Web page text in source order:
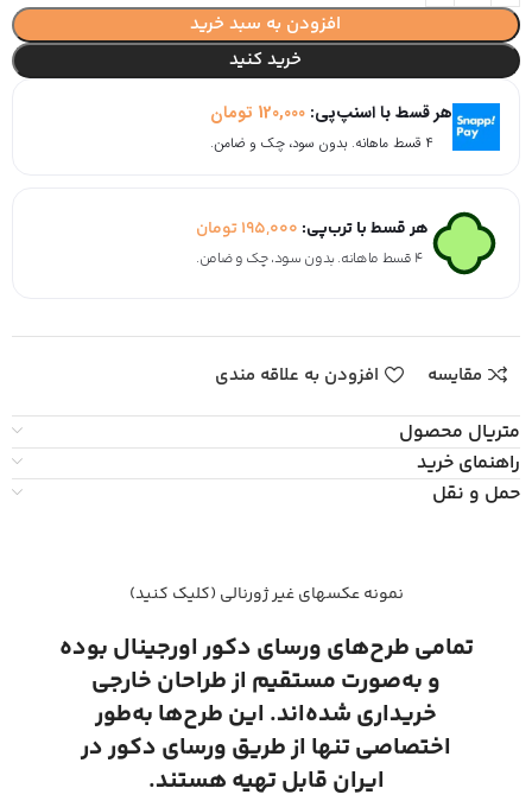
افزودن به سبد خرید
خرید کنید
هر قسط با اسنپ‌پی:120,000 تومان
۴ قسط ماهانه. بدون سود، چک و ضامن.
هر قسط با ترب‌پی: 195,000تومان
۴ قسط ماهانه. بدون سود، چک و ضامن.
مقایسه افزودن به علاقه مندی
متریال محصول
راهنمای خرید
حمل و نقل
نمونه عکسهای غیر ژورنالی (کلیک کنید)
تمامی طرح‌های ورسای دکور اورجینال بوده
و به‌صورت مستقیم از طراحان خارجی
خریداری شده‌اند. این طرح‌ها به‌طور
اختصاصی تنها از طریق ورسای دکور در
ایران قابل تهیه هستند.